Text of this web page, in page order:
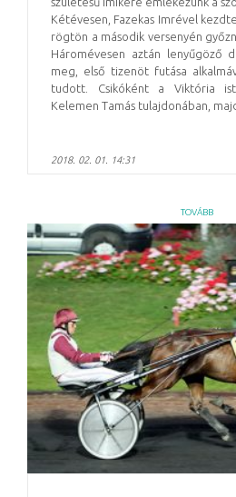
Kétévesen, Fazekas Imrével
rögtön a második versenyén
Háromévesen aztán lenyűgöző
meg, első tizenöt futása
tudott. Csikóként a Viktória
Kelemen Tamás tulajdonában,
2018. 02. 01. 14:31
TOVÁBB